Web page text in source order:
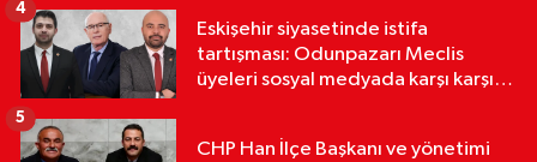
Eskişehir siyasetinde istifa
tartışması: Odunpazarı Meclis
üyeleri sosyal medyada karşı karşıya
4
CHP Han İlçe Başkanı ve yönetimi
5